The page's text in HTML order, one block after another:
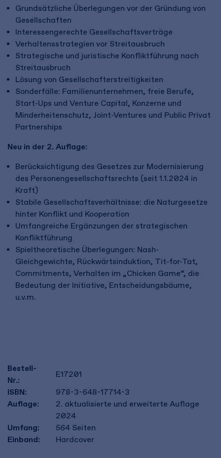
Grundsätzliche Überlegungen vor der Gründung von
Gesellschaften
Interessengerechte Gesellschaftsverträge
Verhaltensstrategien vor Streitausbruch
Strategische und juristische Konfliktführung nach
Streitausbruch
Lösung von Gesellschafterstreitigkeiten
Sonderfälle: Familienunternehmen, freie Berufe,
Start-Ups und Venture Capital, Konzerne und
Minderheitenschutz, Joint-Ventures und Public Privat
Partnerships
Neu in der 2. Auflage:
Berücksichtigung des Gesetzes zur Modernisierung
des Personengesellschaftsrechts (seit 1.1.2024 in
Kraft)
Stabile Gesellschaftsverhältnisse: die Naturgesetze
hinter Konflikt und Kooperation
Umfangreiche Ergänzungen der strategischen
Konfliktführung
Spieltheoretische Überlegungen: Nash-
Gleichgewichte, Rückwärtsinduktion, Tit-for-Tat,
Commitments, Verhalten im „Chicken Game“, die
Bedeutung der Initiative, Entscheidungsbäume,
u.v.m.
Bestell-
Nr.:
E17201
ISBN:
978-3-648-17714-3
Auflage:
2. aktualisierte und erweiterte Auflage
2024
Umfang:
564 Seiten
Einband:
Hardcover